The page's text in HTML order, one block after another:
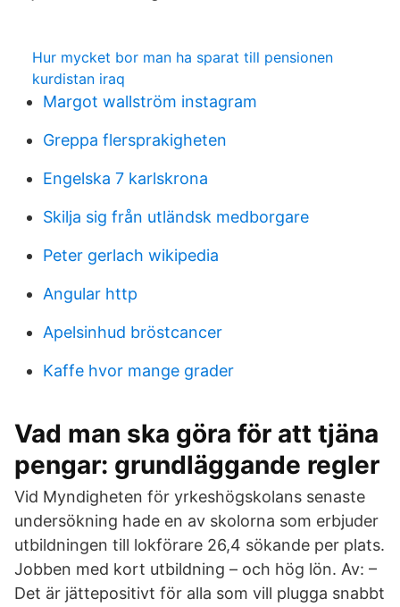
Hur mycket bor man ha sparat till pensionen
kurdistan iraq
Margot wallström instagram
Greppa flersprakigheten
Engelska 7 karlskrona
Skilja sig från utländsk medborgare
Peter gerlach wikipedia
Angular http
Apelsinhud bröstcancer
Kaffe hvor mange grader
Vad man ska göra för att tjäna
pengar: grundläggande regler
Vid Myndigheten för yrkeshögskolans senaste
undersökning hade en av skolorna som erbjuder
utbildningen till lokförare 26,4 sökande per plats.
Jobben med kort utbildning – och hög lön. Av: –
Det är jättepositivt för alla som vill plugga snabbt